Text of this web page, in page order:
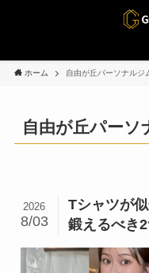
ホーム 自由が丘パーソナルジ
自由が丘パーソ
Tシャツが
鍛えるべき
2026
8/03